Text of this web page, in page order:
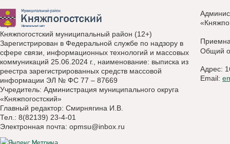
Княжпогостский муниципальный район (12+)
Зарегистрирован в Федеральной службе по надзору в
сфере связи, информационных технологий и массовых
коммуникаций 25.06.2024 г., наименование: выписка из
реестра зарегистрированных средств массовой
информации ЭЛ № ФС 77 – 87669
Учредитель: Администрация муниципального округа
«Княжпогостский»
Главный редактор: Смирнягина И.В.
Тел.: 8(82139) 23-4-01
Электронная почта: opmsu@inbox.ru
Общий
Адрес:
Email: